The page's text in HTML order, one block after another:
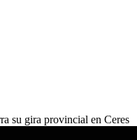
su gira provincial en Ceres